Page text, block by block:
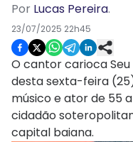
Por Lucas Pereira.
23/07/2025 22h45
O cantor carioca
desta sexta-feira
músico e ator de 55
cidadão
capital baiana.